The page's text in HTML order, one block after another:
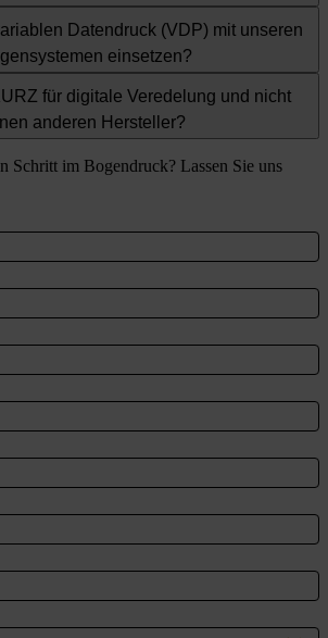
Datendruck (VDP) mit unseren
einsetzen?
für digitale Veredelung und nicht
anderen Hersteller?
Schritt im Bogendruck? Lassen Sie uns